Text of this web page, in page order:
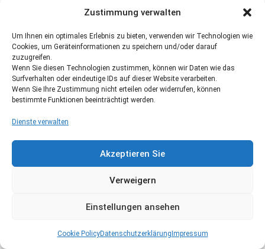
Zustimmung verwalten
Um Ihnen ein optimales Erlebnis zu bieten, verwenden wir Technologien wie
Cookies, um Geräteinformationen zu speichern und/oder darauf
zuzugreifen.
Wenn Sie diesen Technologien zustimmen, können wir Daten wie das
Surfverhalten oder eindeutige IDs auf dieser Website verarbeiten.
Wenn Sie Ihre Zustimmung nicht erteilen oder widerrufen, können
bestimmte Funktionen beeinträchtigt werden.
Dienste verwalten
Akzeptieren Sie
Verweigern
Einstellungen ansehen
Cookie PolicyDatenschutzerklärung Impressum